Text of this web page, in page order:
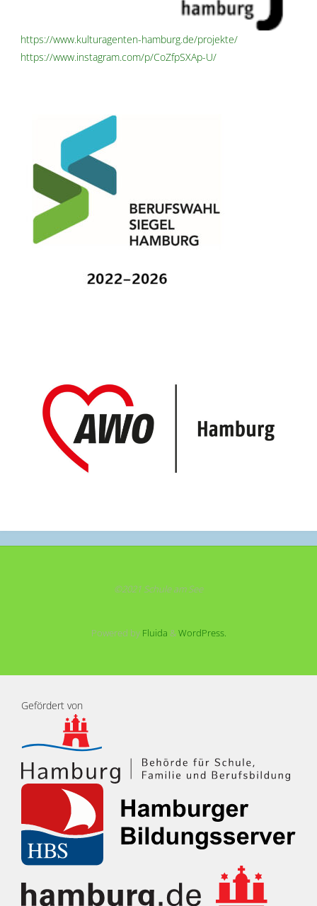
https://www.kulturagenten-hamburg.de/projekte/
https://www.instagram.com/p/CoZfpSXAp-U/
©2021 Schule am See
Powered byFluida &WordPress.
Gefördert von